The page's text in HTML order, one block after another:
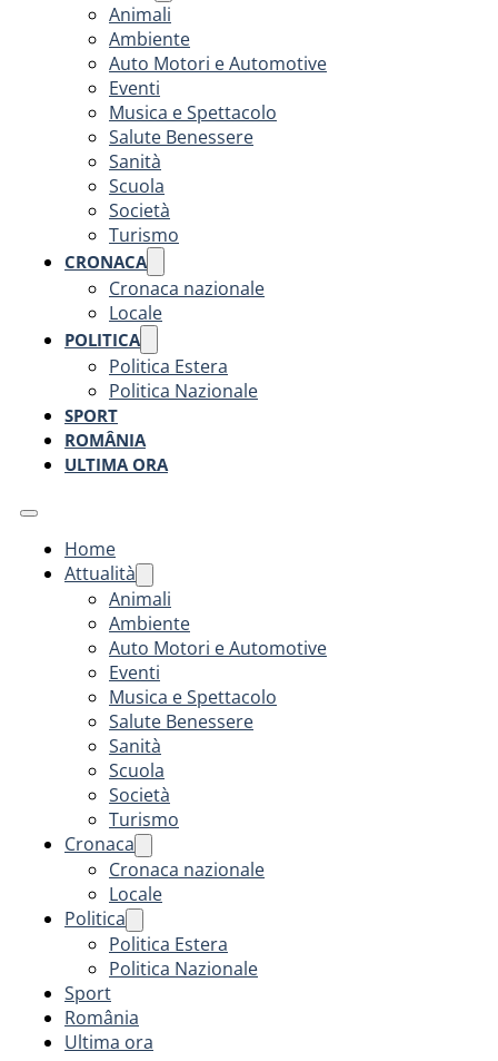
Animali
Ambiente
Auto Motori e Automotive
Eventi
Musica e Spettacolo
Salute Benessere
Sanità
Scuola
Società
Turismo
CRONACA
Cronaca nazionale
Locale
POLITICA
Politica Estera
Politica Nazionale
SPORT
ROMÂNIA
ULTIMA ORA
Home
Attualità
Animali
Ambiente
Auto Motori e Automotive
Eventi
Musica e Spettacolo
Salute Benessere
Sanità
Scuola
Società
Turismo
Cronaca
Cronaca nazionale
Locale
Politica
Politica Estera
Politica Nazionale
Sport
România
Ultima ora